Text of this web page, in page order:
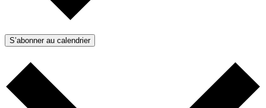
S’abonner au calendrier